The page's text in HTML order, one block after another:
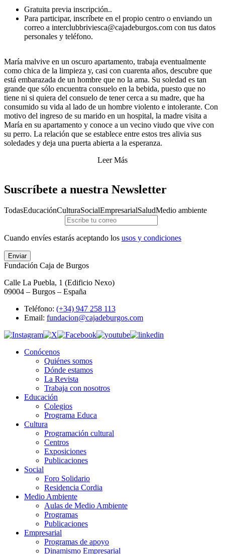
Gratuita previa inscripción..
Para participar, inscríbete en el propio centro o enviando un
correo a interclubbriviesca@cajadeburgos.com con tus datos
personales y teléfono.
María malvive en un oscuro apartamento, trabaja eventualmente
como chica de la limpieza y, casi con cuarenta años, descubre que
está embarazada de un hombre que no la ama. Su soledad es tan
grande que sólo encuentra consuelo en la bebida, puesto que no
tiene ni si quiera del consuelo de tener cerca a su madre, que ha
consumido su vida al lado de un hombre violento e intolerante. Con
motivo del ingreso de su marido en un hospital, la madre visita a
María en su apartamento y conoce a un vecino viudo que vive con
su perro. La relación que se establece entre estos tres alivia sus
soledades y deja una puerta abierta a la esperanza.
Leer Más
Suscríbete a nuestra Newsletter
TodasEducaciónCulturaSocialEmpresarialSaludMedio ambiente
Cuando envíes estarás aceptando los usos y condiciones
Enviar
Fundación Caja de Burgos
Calle La Puebla, 1 (Edificio Nexo)
09004 – Burgos – España
Teléfono: (+34) 947 258 113
Email: fundacion@cajadeburgos.com
Conócenos
Quiénes somos
Dónde estamos
La Revista
Trabaja con nosotros
Educación
Colegios
Programa Educa
Cultura
Programación cultural
Centros
Exposiciones
Publicaciones
Social
Foro Solidario
Residencia Cordia
Medio Ambiente
Aulas de Medio Ambiente
Programas
Publicaciones
Empresarial
Programas de apoyo
Dinamismo Empresarial